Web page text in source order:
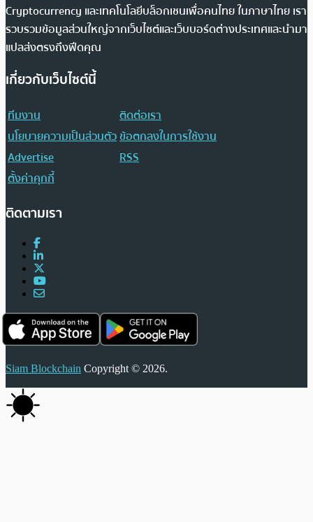
Cryptocurrency และเทคโนโลยีบล็อกเชนเพื่อคนไทย ในภาษาไทย เรา
รวบรวมข้อมูลส่วนใหญ่จากเว็บไซต์และเว็บบอร์ดต่างประเทศและนำมา
แปลส่งตรงถึงฟีดคุณ
เกี่ยวกับเว็บไซต์นี้
ทีมงาน
ติดต่อเรา
นโยบายความเป็นส่วนตัวข้อตกลงในการใช้งาน
Advertise
RSS
ตั้งค่าคุกกี้
ติดตามเรา
Siam Blockchain Copyright © 2026.